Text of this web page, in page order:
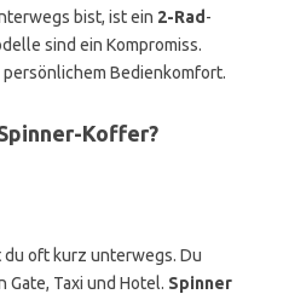
bist, ist ein 2-Rad -
sind ein Kompromiss.
Bedienkomfort.
Koffer?
oft kurz unterwegs. Du
Taxi und Hotel. Spinner